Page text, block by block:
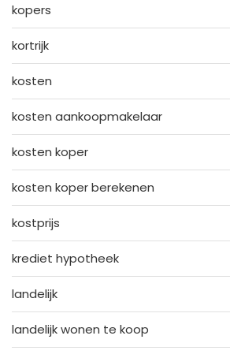
kopers
kortrijk
kosten
kosten aankoopmakelaar
kosten koper
kosten koper berekenen
kostprijs
krediet hypotheek
landelijk
landelijk wonen te koop